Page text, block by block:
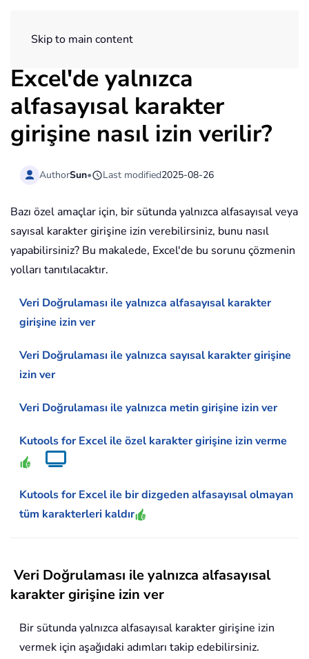
Skip to main content
Excel'de yalnızca
alfasayısal karakter
girişine nasıl izin verilir?
AuthorSun• Last modified2025-08-26
Bazı özel amaçlar için, bir sütunda yalnızca alfasayısal veya
sayısal karakter girişine izin verebilirsiniz, bunu nasıl
yapabilirsiniz? Bu makalede, Excel'de bu sorunu çözmenin
yolları tanıtılacaktır.
Veri Doğrulaması ile yalnızca alfasayısal karakter
girişine izin ver
Veri Doğrulaması ile yalnızca sayısal karakter girişine
izin ver
Veri Doğrulaması ile yalnızca metin girişine izin ver
Kutools for Excel ile özel karakter girişine izin verme
Kutools for Excel ile bir dizgeden alfasayısal olmayan
tüm karakterleri kaldır
Veri Doğrulaması ile yalnızca alfasayısal
karakter girişine izin ver
Bir sütunda yalnızca alfasayısal karakter girişine izin
vermek için aşağıdaki adımları takip edebilirsiniz.